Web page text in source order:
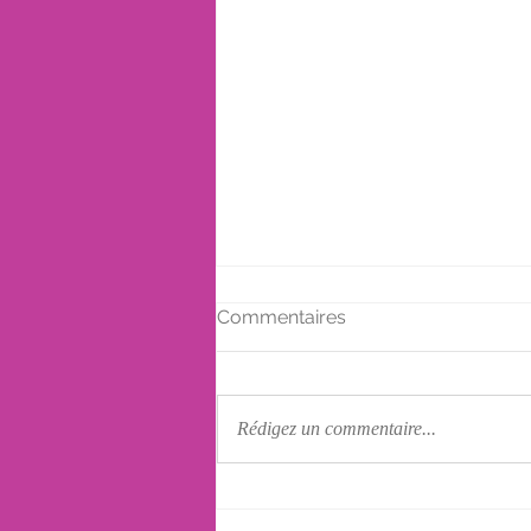
Commentaires
Rédigez un commentaire...